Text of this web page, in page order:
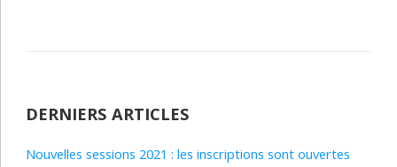
DERNIERS ARTICLES
Nouvelles sessions 2021 : les inscriptions sont ouvertes